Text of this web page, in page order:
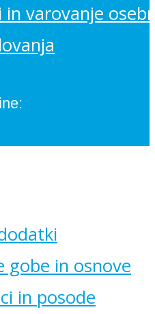
in varovanje
gobe in osnove
in posode